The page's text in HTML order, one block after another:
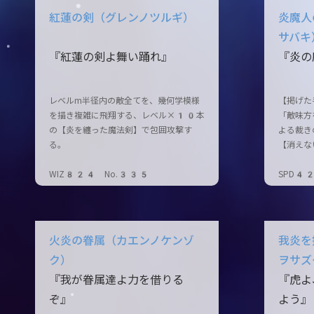
紅蓮の剣（グレンノツルギ）
『紅蓮の剣よ舞い踊れ』
レベルm半径内の敵全てを、幾何学模様
を描き複雑に飛翔する、レベル×10本
の【炎を纏った魔法剣】で包囲攻撃す
る。
WIZ824 No.335
炎魔
サバキ
『炎
【掲げ
「敵味
よる裁
【消え
火炎の眷属（カエンノケンゾ
ク）
『我が眷属達よ力を借りる
ぞ』
我炎
ヲサ
『虎
よう』